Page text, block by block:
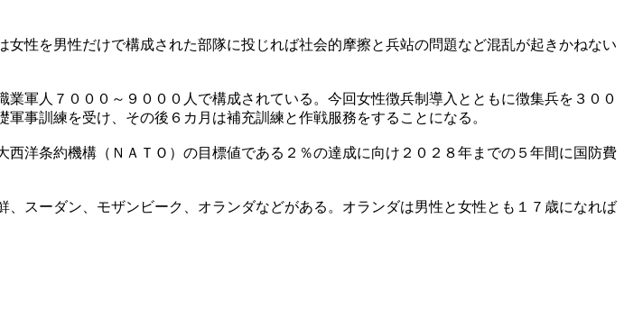
性を男性だけで構成された部隊に投じれば社会的摩擦と兵站の問題など混乱が起きかねない
軍人７０００～９０００人で構成されている。今回女性徴兵制導入とともに徴集兵を３００
事訓練を受け、その後６カ月は補充訓練と作戦服務をすることになる。
洋条約機構（ＮＡＴＯ）の目標値である２％の達成に向け２０２８年までの５年間に国防費
スーダン、モザンビーク、オランダなどがある。オランダは男性と女性とも１７歳になれば